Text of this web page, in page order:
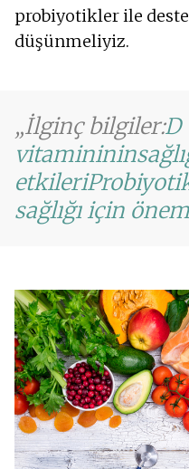
probiyotikler ile
düşünmeliyiz.
İlginç bilgiler:D
vitamininin
etkileri
sağlığı için